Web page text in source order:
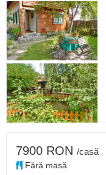
7900 RON /casă
Fără masă